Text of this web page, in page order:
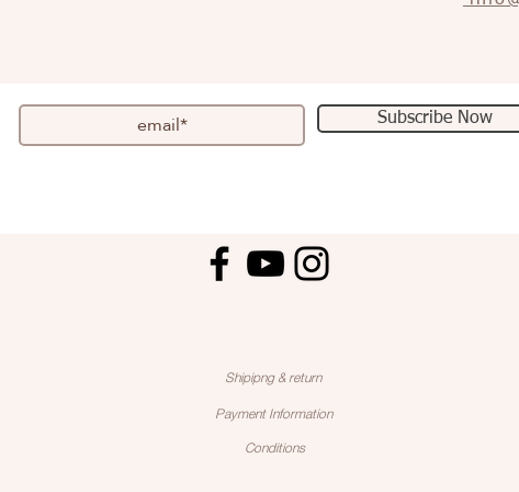
Subscribe Now
Shipipng & return
Payment Information
Conditions